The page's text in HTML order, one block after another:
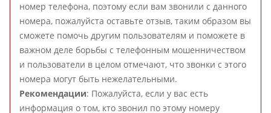
номер телефона, поэтому если вам звонили с данного
номера, пожалуйста оставьте отзыв, таким образом вы
сможете помочь другим пользователям и поможете в
важном деле борьбы с телефонным мошенничеством
и пользователи в целом отмечают, что звонки с этого
номера могут быть нежелательными.
Рекомендации: Пожалуйста, если у вас есть
информация о том, кто звонил по этому номеру